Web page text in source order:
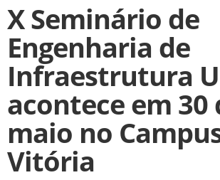
X Seminário de
Engenharia de
Infraestrutura
acontece em 30
maio no
Vitória